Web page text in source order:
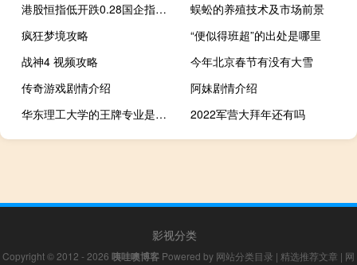
港股恒指低开跌0.28国企指数跌0.39恒生科技指数开跌0.61%
蜈蚣的养殖技术及市场前景
疯狂梦境攻略
“便似得班超”的出处是哪里
战神4 视频攻略
今年北京春节有没有大雪
传奇游戏剧情介绍
阿妹剧情介绍
华东理工大学的王牌专业是什么
2022军营大拜年还有吗
影视分类
Copyright © 2012 - 2026 咦哇噢博客 Powered by 网站分类目录 | 精选推荐文章 | 网